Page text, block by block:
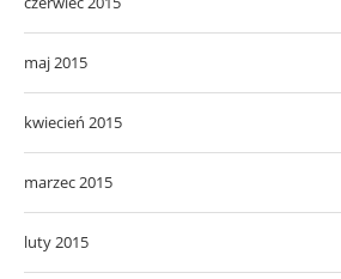
maj 2015
kwiecień 2015
marzec 2015
luty 2015